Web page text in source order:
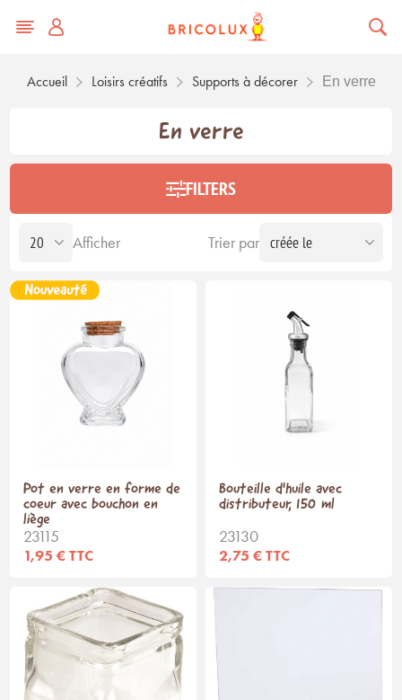
Accueil Loisirs créatifs Supports à décorer En verre
En verre
FILTERS
Trier par
Afficher
Pot en verre en forme de
coeur avec bouchon en
liège
23115
1,95 € TTC
Bouteille d'huile avec
distributeur, 150 ml
23130
2,75 € TTC